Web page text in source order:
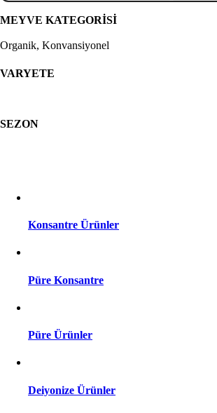
MEYVE KATEGORİSİ
Organik, Konvansiyonel
VARYETE
SEZON
Konsantre Ürünler
Püre Konsantre
Püre Ürünler
Deiyonize Ürünler